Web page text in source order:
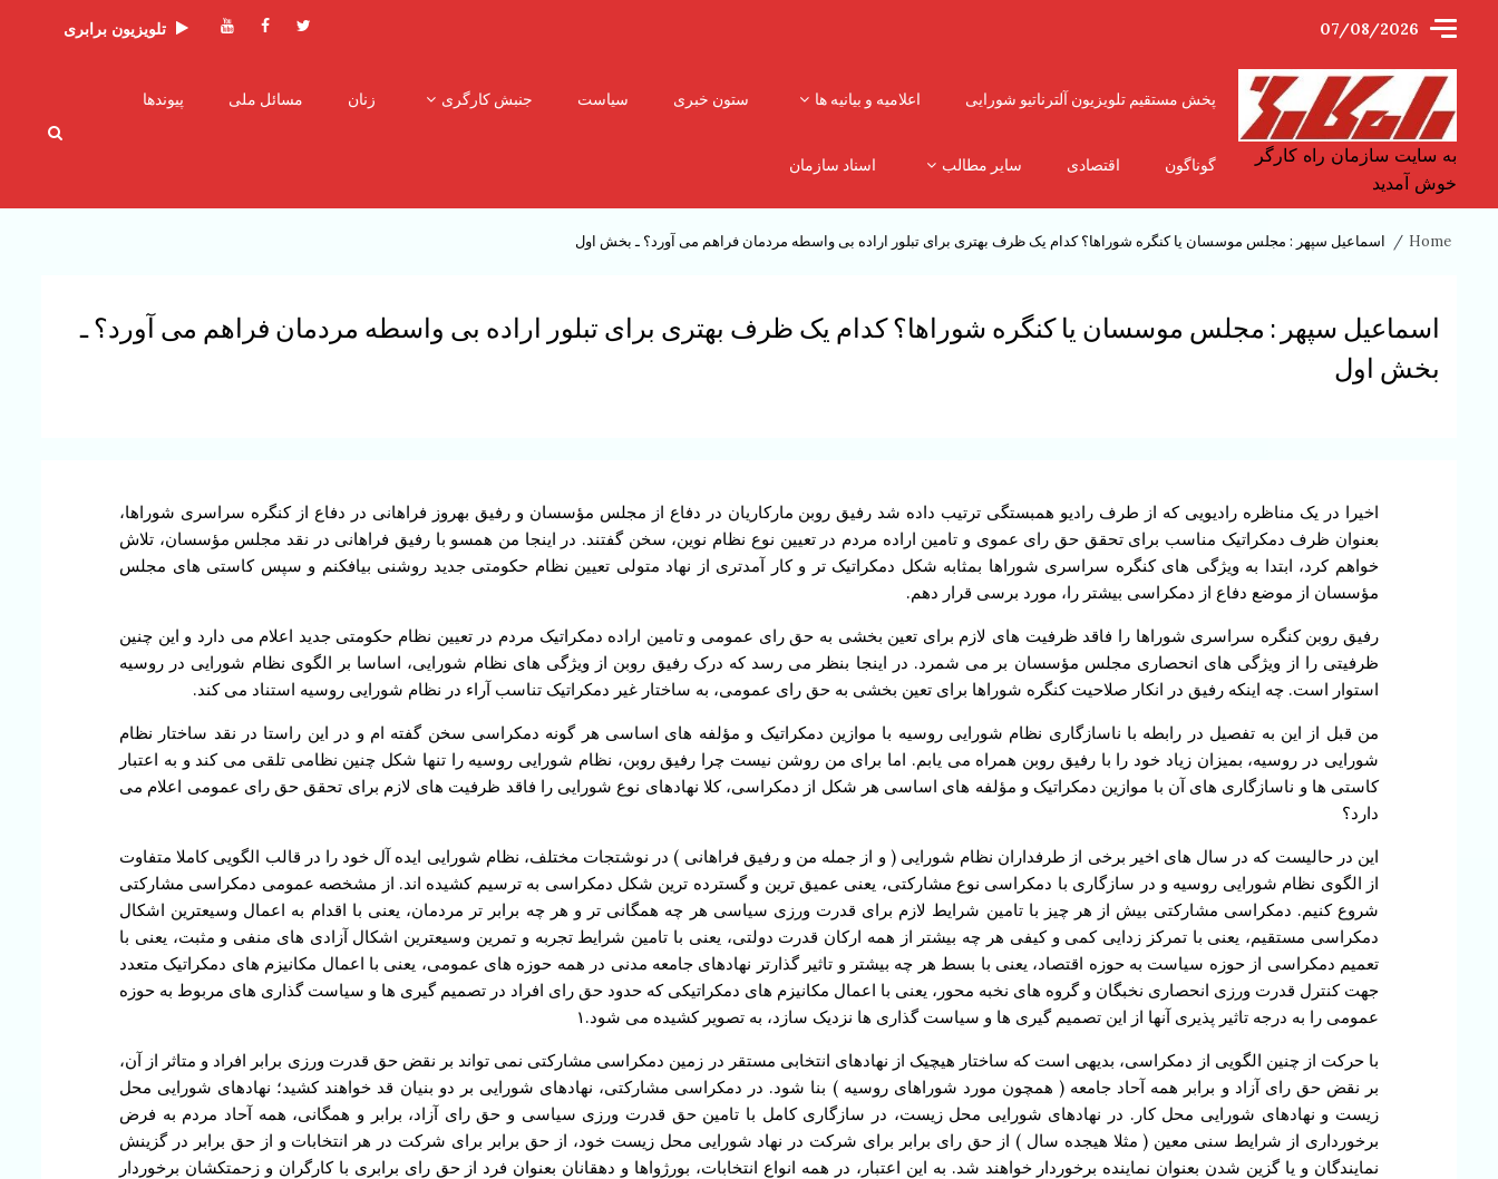
07/08/2026 توئیترفیسبوکیوتیوب تلویزیون برابری
به سایت سازمان راه کارگر
خوش آمدید
پخش مستقیم تلویزیون آلترناتیو شورایی اعلامیه و بیانیه ها ستون خبری سیاست جنبش کارگری زنان مسائل ملی پیوندها
گوناگون اقتصادی سایر مطالب اسناد سازمان
Home اسماعیل سپهر : مجلس موسسان یا کنگره شوراها؟ کدام یک ظرف بهتری برای تبلور اراده بی واسطه مردمان فراهم می آورد؟ ـ بخش اول
اسماعیل سپهر : مجلس موسسان یا کنگره شوراها؟ کدام یک ظرف بهتری برای تبلور اراده بی واسطه مردمان فراهم می آورد؟ ـ
بخش اول
اخیرا در یک مناظره رادیویی که از طرف رادیو همبستگی ترتیب داده شد رفیق روبن مارکاریان در دفاع از مجلس مؤسسان و رفیق بهروز فراهانی در دفاع از کنگره سراسری شوراها،
بعنوان ظرف دمکراتیک مناسب برای تحقق حق رای عموی و تامین اراده مردم در تعیین نوع نظام نوین، سخن گفتند. در اینجا من همسو با رفیق فراهانی در نقد مجلس مؤسسان، تلاش
خواهم کرد، ابتدا به ویژگی های کنگره سراسری شوراها بمثابه شکل دمکراتیک تر و کار آمدتری از نهاد متولی تعیین نظام حکومتی جدید روشنی بیافکنم و سپس کاستی های مجلس
مؤسسان از موضع دفاع از دمکراسی بیشتر را، مورد برسی قرار دهم.
رفیق روبن کنگره سراسری شوراها را فاقد ظرفیت های لازم برای تعین بخشی به حق رای عمومی و تامین اراده دمکراتیک مردم در تعیین نظام حکومتی جدید اعلام می دارد و این چنین
ظرفیتی را از ویژگی های انحصاری مجلس مؤسسان بر می شمرد. در اینجا بنظر می رسد که درک رفیق روبن از ویژگی های نظام شورایی، اساسا بر الگوی نظام شورایی در روسیه
استوار است. چه اینکه رفیق در انکار صلاحیت کنگره شوراها برای تعین بخشی به حق رای عمومی، به ساختار غیر دمکراتیک تناسب آراء در نظام شورایی روسیه استناد می کند.
من قبل از این به تفصیل در رابطه با ناسازگاری نظام شورایی روسیه با موازین دمکراتیک و مؤلفه های اساسی هر گونه دمکراسی سخن گفته ام و در این راستا در نقد ساختار نظام
شورایی در روسیه، بمیزان زیاد خود را با رفیق روبن همراه می یابم. اما برای من روشن نیست چرا رفیق روبن، نظام شورایی روسیه را تنها شکل چنین نظامی تلقی می کند و به اعتبار
کاستی ها و ناسازگاری های آن با موازین دمکراتیک و مؤلفه های اساسی هر شکل از دمکراسی، کلا نهادهای نوع شورایی را فاقد ظرفیت های لازم برای تحقق حق رای عمومی اعلام می
دارد؟
این در حالیست که در سال های اخیر برخی از طرفداران نظام شورایی ( و از جمله من و رفیق فراهانی ) در نوشتجات مختلف، نظام شورایی ایده آل خود را در قالب الگویی کاملا متفاوت
از الگوی نظام شورایی روسیه و در سازگاری با دمکراسی نوع مشارکتی، یعنی عمیق ترین و گسترده ترین شکل دمکراسی به ترسیم کشیده اند. از مشخصه عمومی دمکراسی مشارکتی
شروع کنیم. دمکراسی مشارکتی بیش از هر چیز با تامین شرایط لازم برای قدرت ورزی سیاسی هر چه همگانی تر و هر چه برابر تر مردمان، یعنی با اقدام به اعمال وسیعترین اشکال
دمکراسی مستقیم، یعنی با تمرکز زدایی کمی و کیفی هر چه بیشتر از همه ارکان قدرت دولتی، یعنی با تامین شرایط تجربه و تمرین وسیعترین اشکال آزادی های منفی و مثبت، یعنی با
تعمیم دمکراسی از حوزه سیاست به حوزه اقتصاد، یعنی با بسط هر چه بیشتر و تاثیر گذارتر نهادهای جامعه مدنی در همه حوزه های عمومی، یعنی با اعمال مکانیزم های دمکراتیک متعدد
جهت کنترل قدرت ورزی انحصاری نخبگان و گروه های نخبه محور، یعنی با اعمال مکانیزم های دمکراتیکی که حدود حق رای افراد در تصمیم گیری ها و سیاست گذاری های مربوط به حوزه
عمومی را به درجه تاثیر پذیری آنها از این تصمیم گیری ها و سیاست گذاری ها نزدیک سازد، به تصویر کشیده می شود.۱
با حرکت از چنین الگویی از دمکراسی، بدیهی است که ساختار هیچیک از نهادهای انتخابی مستقر در زمین دمکراسی مشارکتی نمی تواند بر نقض حق قدرت ورزی برابر افراد و متاثر از آن،
بر نقض حق رای آزاد و برابر همه آحاد جامعه ( همچون مورد شوراهای روسیه ) بنا شود. در دمکراسی مشارکتی، نهادهای شورایی بر دو بنیان قد خواهند کشید؛ نهادهای شورایی محل
زیست و نهادهای شورایی محل کار. در نهادهای شورایی محل زیست، در سازگاری کامل با تامین حق قدرت ورزی سیاسی و حق رای آزاد، برابر و همگانی، همه آحاد مردم به فرض
برخورداری از شرایط سنی معین ( مثلا هیجده سال ) از حق رای برابر برای شرکت در نهاد شورایی محل زیست خود، از حق برابر برای شرکت در هر انتخابات و از حق برابر در گزینش
نمایندگان و یا گزین شدن بعنوان نماینده برخوردار خواهند شد. به این اعتبار، در همه انواع انتخابات، بورژواها و دهقانان بعنوان فرد از حق رای برابری با کارگران و زحمتکشان برخوردار